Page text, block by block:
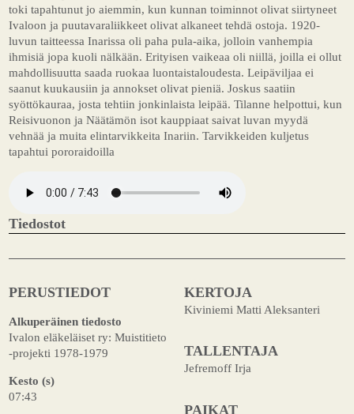
toki tapahtunut jo aiemmin, kun kunnan toiminnot olivat siirtyneet
Ivaloon ja puutavaraliikkeet olivat alkaneet tehdä ostoja. 1920-
luvun taitteessa Inarissa oli paha pula-aika, jolloin vanhempia
ihmisiä jopa kuoli nälkään. Erityisen vaikeaa oli niillä, joilla ei ollut
mahdollisuutta saada ruokaa luontaistaloudesta. Leipäviljaa ei
saanut kuukausiin ja annokset olivat pieniä. Joskus saatiin
syöttökauraa, josta tehtiin jonkinlaista leipää. Tilanne helpottui, kun
Reisivuonon ja Näätämön isot kauppiaat saivat luvan myydä
vehnää ja muita elintarvikkeita Inariin. Tarvikkeiden kuljetus
tapahtui pororaidoilla
Tiedostot
PERUSTIEDOT
Alkuperäinen tiedosto
Ivalon eläkeläiset ry: Muistitieto
-projekti 1978-1979
Kesto (s)
07:43
KERTOJA
Kiviniemi Matti Aleksanteri
TALLENTAJA
Jefremoff Irja
PAIKAT